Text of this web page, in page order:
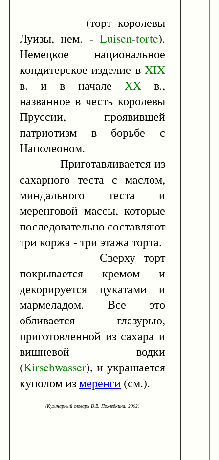
(торт королевы
Луизы, нем. - Luisen-torte).
Немецкое национальное
кондитерское изделие в XIX
в. и в начале XXв.,
названное в честь королевы
Пруссии, проявившей
патриотизм в борьбе с
Наполеоном.
Приготавливается из
сахарного теста с маслом,
миндального теста и
меренговой массы, которые
последовательно составляют
три коржа - три этажа торта.
Сверху торт
покрывается кремом и
декорируется цукатами и
мармеладом. Все это
обливается глазурью,
приготовленной из сахара и
вишневой водки
(Kirschwasser), и украшается
куполом измеренги (см.).
(Кулинарный словарь В.В. Похлебкина, 2002)